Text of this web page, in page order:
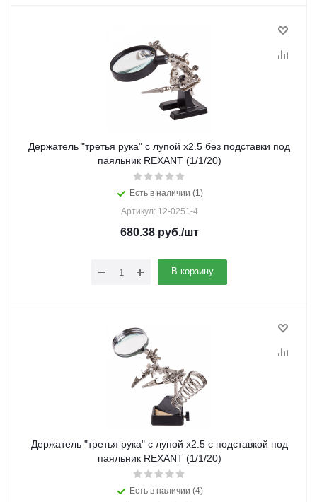
Держатель "третья рука" с лупой х2.5 без подставки под
паяльник REXANT (1/1/20)
Есть в наличии (1)
Артикул: 12-0251-4
680.38руб./шт
В корзину
Держатель "третья рука" с лупой х2.5 с подставкой под
паяльник REXANT (1/1/20)
Есть в наличии (4)